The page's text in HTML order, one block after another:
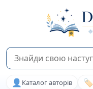
👤 Каталог авторів 🏷️